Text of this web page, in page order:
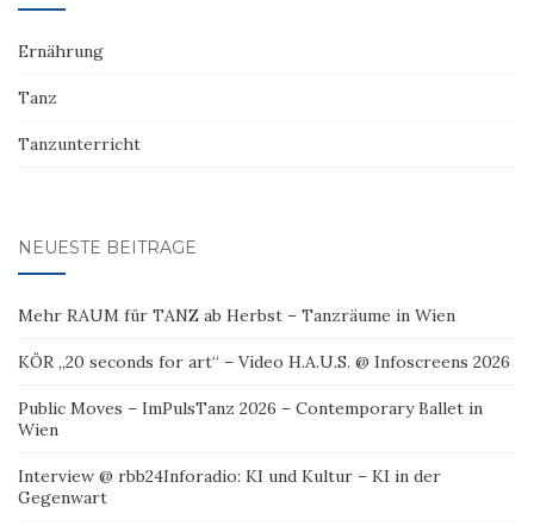
Ernährung
Tanz
Tanzunterricht
NEUESTE BEITRÄGE
Mehr RAUM für TANZ ab Herbst – Tanzräume in Wien
KÖR „20 seconds for art“ – Video H.A.U.S. @ Infoscreens 2026
Public Moves – ImPulsTanz 2026 – Contemporary Ballet in
Wien
Interview @ rbb24Inforadio: KI und Kultur – KI in der
Gegenwart